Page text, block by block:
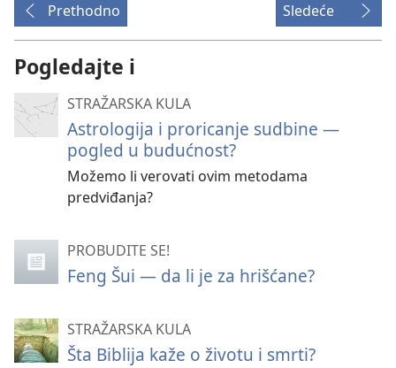
Prethodno Sledeće
Pogledajte i
STRAŽARSKA KULA
Astrologija i proricanje sudbine —
pogled u budućnost?
Možemo li verovati ovim metodama
predviđanja?
PROBUDITE SE!
Feng Šui — da li je za hrišćane?
STRAŽARSKA KULA
Šta Biblija kaže o životu i smrti?